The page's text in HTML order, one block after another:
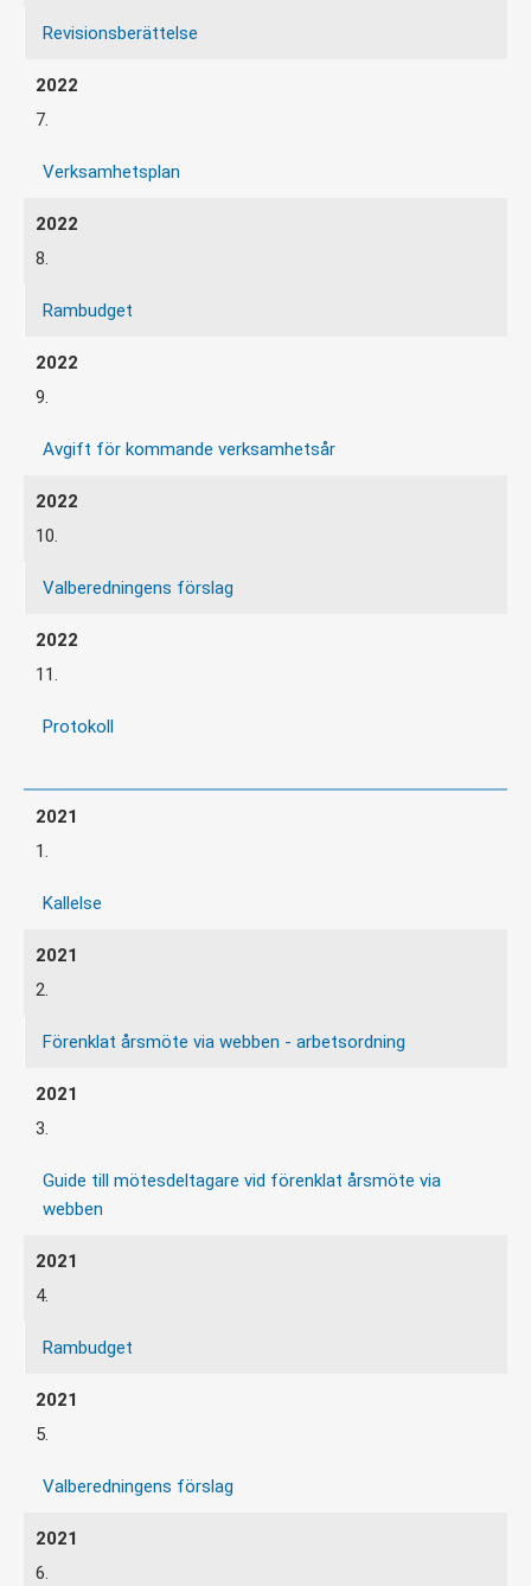
Revisionsberättelse
7.
Verksamhetsplan
8.
Rambudget
9.
Avgift för kommande verksamhetsår
10.
Valberedningens förslag
11.
Protokoll
1.
Kallelse
2.
Förenklat årsmöte via webben - arbetsordning
3.
Guide till mötesdeltagare vid förenklat årsmöte via
webben
4.
Rambudget
5.
Valberedningens förslag
6.